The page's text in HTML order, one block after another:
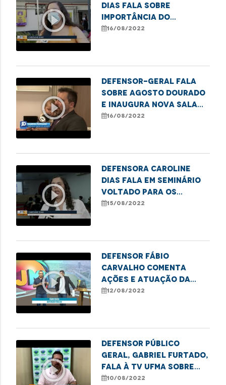
play_circle_outline
Dias fala sobre
importância do
combate à violência
16/08/2022
play_circle_outline
DEFENSOR-GERAL FALA
SOBRE AGOSTO DOURADO
E INAUGURA NOVA SALA
DE AMAMENTAÇÃO
16/08/2022
play_circle_outline
Defensora Caroline
Dias fala em seminário
voltado para os
direitos das mulheres
15/08/2022
play_circle_outline
Defensor Fábio
Carvalho comenta
ações e atuação da
DPE-MA em Imperatriz
12/08/2022
play_circle_outline
Defensor Público
Geral, Gabriel Furtado,
fala à TV UFMA sobre
campanhas de incentivo
10/08/2022